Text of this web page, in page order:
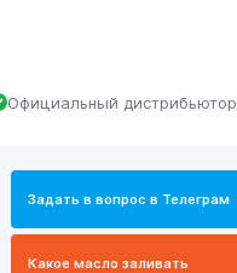
Официальный дистрибьютор
Задать в вопрос в Телеграм
Какое масло заливать